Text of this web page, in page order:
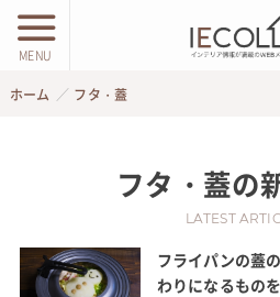
MENU
ホーム フタ・蓋
フタ・蓋の
LATEST
フライパンの蓋
わりになるもの